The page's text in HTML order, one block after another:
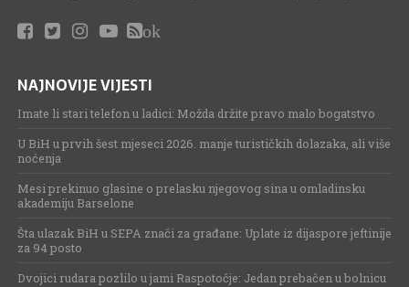
ok
NAJNOVIJE VIJESTI
Imate li stari telefon u ladici: Možda držite pravo malo bogatstvo
U BiH u prvih šest mjeseci 2026. manje turističkih dolazaka, ali više
noćenja
Mesi prekinuo glasine o prelasku njegovog sina u omladinsku
akademiju Barselone
Šta ulazak BiH u SEPA znači za građane: Uplate iz dijaspore jeftinije
za 94 posto
Dvojici rudara pozlilo u jami Raspotočje: Jedan prebačen u bolnicu